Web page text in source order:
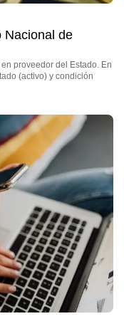
Nacional de
proveedor del Estado. En
(activo) y condición